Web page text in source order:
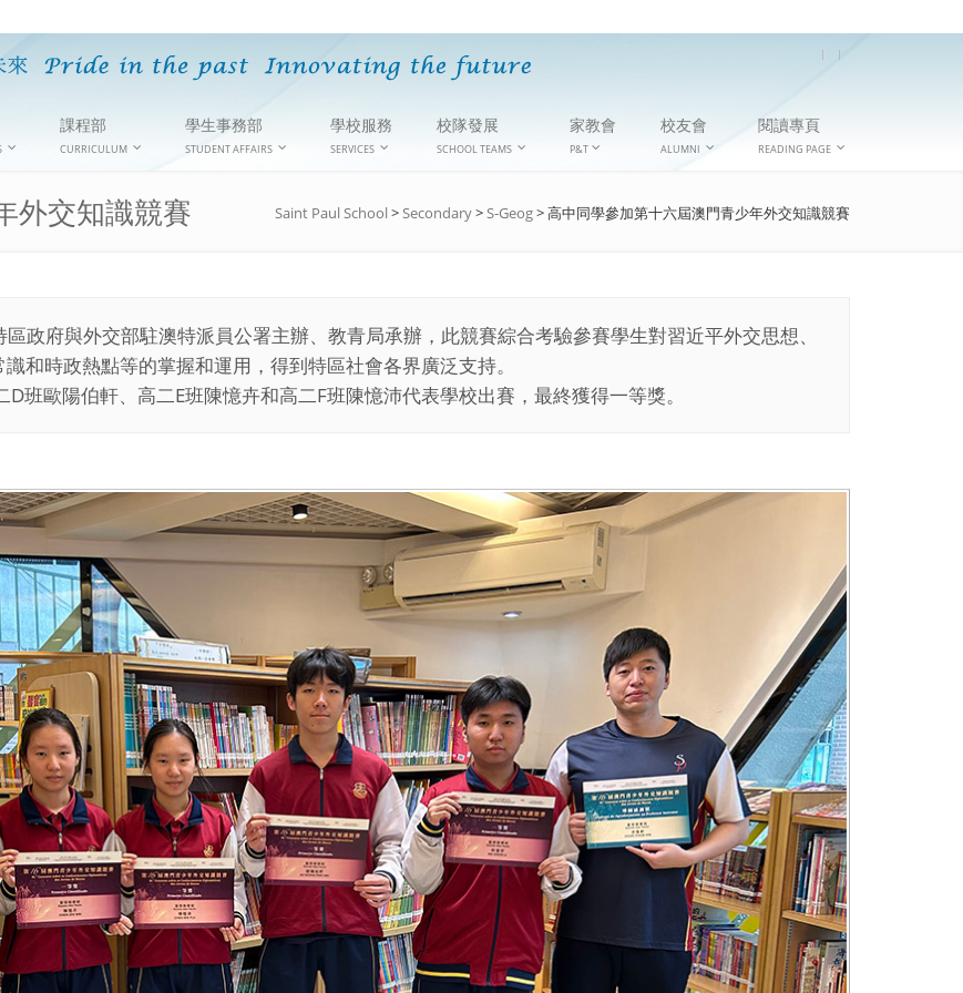
課程部
CURRICULUM
學生事務部
STUDENT AFFAIRS
學校服務
SERVICES
校隊發展
SCHOOL TEAMS
家教會
P&T
校友會
ALUMNI
閱讀專頁
READING PAGE
外交知識競賽 Saint Paul School>Secondary>S-Geog>高中同學參加第十六屆澳門青少年外交知識競賽
政府與外交部駐澳特派員公署主辦、教青局承辦，此競賽綜合考驗參賽學生對習近平外交思想、
和時政熱點等的掌握和運用，得到特區社會各界廣泛支持。
班歐陽伯軒、高二E班陳憶卉和高二F班陳憶沛代表學校出賽，最終獲得一等獎。